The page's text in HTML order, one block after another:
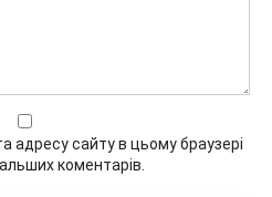
адресу сайту в цьому браузері
коментарів.